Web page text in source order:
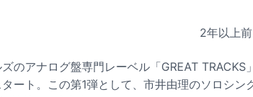
2年以上前
のアナログ盤専門レーベル「GREAT TRACKS
ート。この第1弾として、市井由理のソロシン